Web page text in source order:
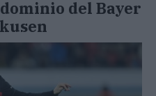
del Bayer